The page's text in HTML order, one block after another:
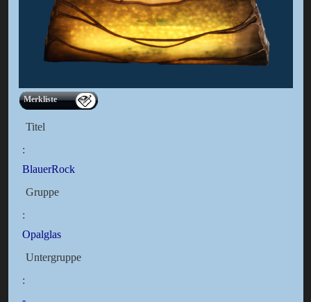
Merkliste
Titel
:
BlauerRock
Gruppe
:
Opalglas
Untergruppe
:
-